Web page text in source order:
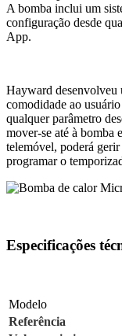
A bomba inclui um
configuração desde
App.
Hayward desenvolveu
comodidade ao
qualquer parâmetro
mover-se até à bomba
telemóvel, poderá
programar o
Especificações
Modelo
Referência